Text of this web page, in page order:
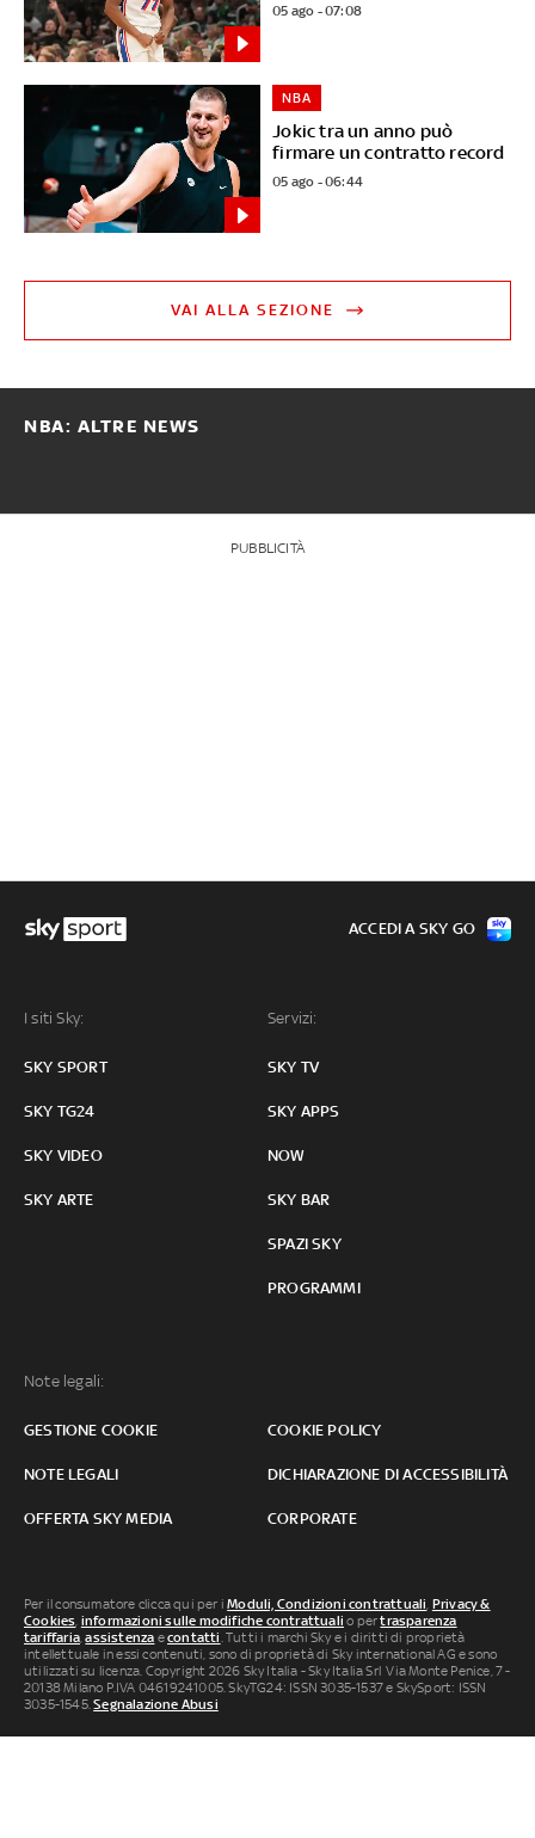
05 ago - 07:08
Jokic tra un anno può
firmare un contratto record
NBA
05 ago - 06:44
VAI ALLA SEZIONE
NBA: ALTRE NEWS
PUBBLICITÀ
I siti Sky:
SKY SPORT
SKY TG24
SKY VIDEO
SKY ARTE
Servizi:
SKY TV
SKY APPS
NOW
SKY BAR
SPAZI SKY
PROGRAMMI
Note legali:
GESTIONE COOKIE COOKIE POLICY
NOTE LEGALI DICHIARAZIONE DI ACCESSIBILITÀ
OFFERTA SKY MEDIA CORPORATE
ACCEDI A SKY GO
Per il consumatore clicca qui per iModuli, Condizioni contrattuali, Privacy &
Cookies, informazioni sulle modifiche contrattuali o pertrasparenza
tariffaria,assistenza econtatti. Tutti i marchi Sky e i diritti di proprietà
intellettuale in essi contenuti, sono di proprietà di Sky international AG e sono
utilizzati su licenza. Copyright 2026 Sky Italia - Sky Italia Srl Via Monte Penice, 7 -
20138 Milano P.IVA 04619241005. SkyTG24: ISSN 3035-1537 e SkySport: ISSN
3035-1545.Segnalazione Abusi